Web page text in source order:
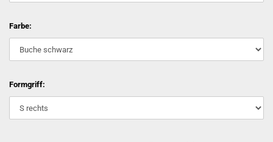
Farbe:
Formgriff: